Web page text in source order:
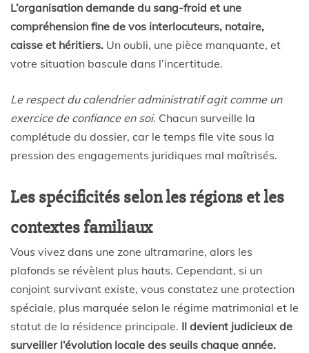
L’organisation demande du sang-froid et une
compréhension fine de vos interlocuteurs, notaire,
caisse et héritiers. Un oubli, une pièce manquante, et
votre situation bascule dans l’incertitude.
Le respect du calendrier administratif agit comme un
exercice de confiance en soi. Chacun surveille la
complétude du dossier, car le temps file vite sous la
pression des engagements juridiques mal maîtrisés.
Les spécificités selon les régions et les
contextes familiaux
Vous vivez dans une zone ultramarine, alors les
plafonds se révèlent plus hauts. Cependant, si un
conjoint survivant existe, vous constatez une protection
spéciale, plus marquée selon le régime matrimonial et le
statut de la résidence principale. Il devient judicieux de
surveiller l’évolution locale des seuils chaque année.